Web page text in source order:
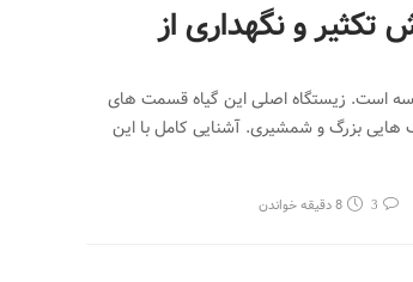
تکثیر و نگهداری از
است. زیستگاه اصلی این گیاه قسمت های
هایی بزرگ و شمشیری. آشنایی کامل با این
8 دقیقه خواندن